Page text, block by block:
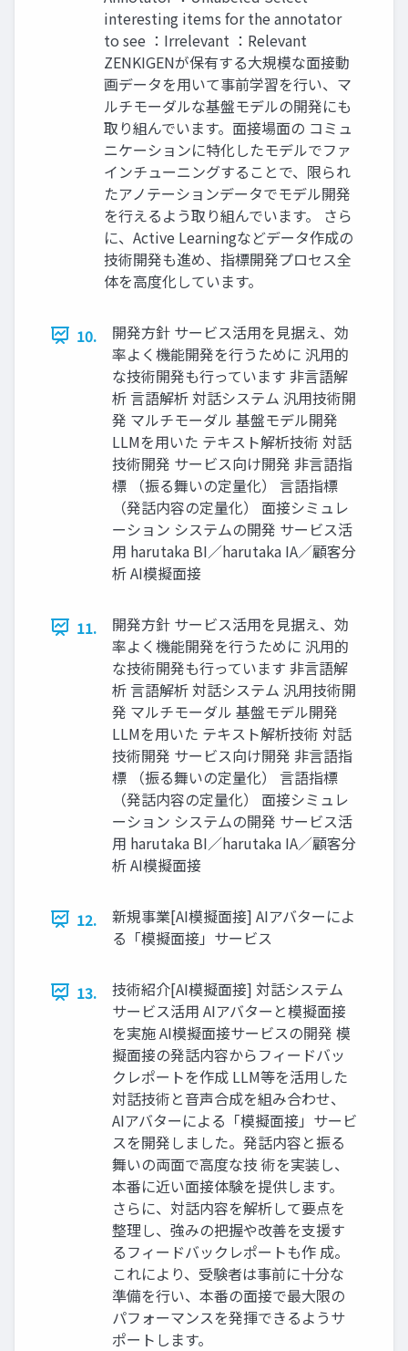
interesting items for the annotator
to see ：Irrelevant ：Relevant
ZENKIGENが保有する大規模な面接動
画データを用いて事前学習を行い、マ
ルチモーダルな基盤モデルの開発にも
取り組んでいます。面接場面の コミュ
ニケーションに特化したモデルでファ
インチューニングすることで、限られ
たアノテーションデータでモデル開発
を行えるよう取り組んでいます。 さら
に、Active Learningなどデータ作成の
技術開発も進め、指標開発プロセス全
体を高度化しています。
10.
開発方針 サービス活用を見据え、効
率よく機能開発を行うために 汎用的
な技術開発も行っています 非言語解
析 言語解析 対話システム 汎用技術開
発 マルチモーダル 基盤モデル開発
LLMを用いた テキスト解析技術 対話
技術開発 サービス向け開発 非言語指
標 （振る舞いの定量化） 言語指標
（発話内容の定量化） 面接シミュレ
ーション システムの開発 サービス活
用 harutaka BI／harutaka IA／顧客分
析 AI模擬面接
11.
開発方針 サービス活用を見据え、効
率よく機能開発を行うために 汎用的
な技術開発も行っています 非言語解
析 言語解析 対話システム 汎用技術開
発 マルチモーダル 基盤モデル開発
LLMを用いた テキスト解析技術 対話
技術開発 サービス向け開発 非言語指
標 （振る舞いの定量化） 言語指標
（発話内容の定量化） 面接シミュレ
ーション システムの開発 サービス活
用 harutaka BI／harutaka IA／顧客分
析 AI模擬面接
12.
新規事業[AI模擬面接] AIアバターによ
る「模擬面接」サービス
13.
技術紹介[AI模擬面接] 対話システム
サービス活用 AIアバターと模擬面接
を実施 AI模擬面接サービスの開発 模
擬面接の発話内容からフィードバッ
クレポートを作成 LLM等を活用した
対話技術と音声合成を組み合わせ、
AIアバターによる「模擬面接」サービ
スを開発しました。発話内容と振る
舞いの両面で高度な技 術を実装し、
本番に近い面接体験を提供します。
さらに、対話内容を解析して要点を
整理し、強みの把握や改善を支援す
るフィードバックレポートも作 成。
これにより、受験者は事前に十分な
準備を行い、本番の面接で最大限の
パフォーマンスを発揮できるようサ
ポートします。